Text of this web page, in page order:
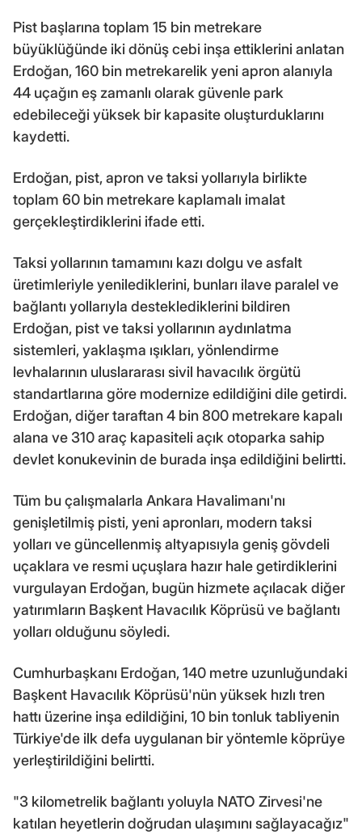
Pist başlarına toplam 15 bin metrekare
büyüklüğünde iki dönüş cebi inşa ettiklerini anlatan
Erdoğan, 160 bin metrekarelik yeni apron alanıyla
44 uçağın eş zamanlı olarak güvenle park
edebileceği yüksek bir kapasite oluşturduklarını
kaydetti.
Erdoğan, pist, apron ve taksi yollarıyla birlikte
toplam 60 bin metrekare kaplamalı imalat
gerçekleştirdiklerini ifade etti.
Taksi yollarının tamamını kazı dolgu ve asfalt
üretimleriyle yenilediklerini, bunları ilave paralel ve
bağlantı yollarıyla desteklediklerini bildiren
Erdoğan, pist ve taksi yollarının aydınlatma
sistemleri, yaklaşma ışıkları, yönlendirme
levhalarının uluslararası sivil havacılık örgütü
standartlarına göre modernize edildiğini dile getirdi.
Erdoğan, diğer taraftan 4 bin 800 metrekare kapalı
alana ve 310 araç kapasiteli açık otoparka sahip
devlet konukevinin de burada inşa edildiğini belirtti.
Tüm bu çalışmalarla Ankara Havalimanı'nı
genişletilmiş pisti, yeni apronları, modern taksi
yolları ve güncellenmiş altyapısıyla geniş gövdeli
uçaklara ve resmi uçuşlara hazır hale getirdiklerini
vurgulayan Erdoğan, bugün hizmete açılacak diğer
yatırımların Başkent Havacılık Köprüsü ve bağlantı
yolları olduğunu söyledi.
Cumhurbaşkanı Erdoğan, 140 metre uzunluğundaki
Başkent Havacılık Köprüsü'nün yüksek hızlı tren
hattı üzerine inşa edildiğini, 10 bin tonluk tabliyenin
Türkiye'de ilk defa uygulanan bir yöntemle köprüye
yerleştirildiğini belirtti.
"3 kilometrelik bağlantı yoluyla NATO Zirvesi'ne
katılan heyetlerin doğrudan ulaşımını sağlayacağız"